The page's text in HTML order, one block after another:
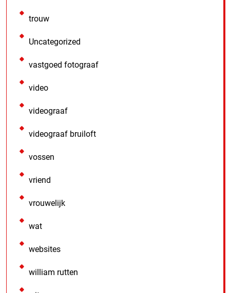
trouw
Uncategorized
vastgoed fotograaf
video
videograaf
videograaf bruiloft
vossen
vriend
vrouwelijk
wat
websites
william rutten